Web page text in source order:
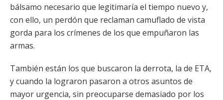
bálsamo necesario que legitimaría el tiempo nuevo y,
con ello, un perdón que reclaman camuflado de vista
gorda para los crímenes de los que empuñaron las
armas.
También están los que buscaron la derrota, la de ETA,
y cuando la lograron pasaron a otros asuntos de
mayor urgencia, sin preocuparse demasiado por los